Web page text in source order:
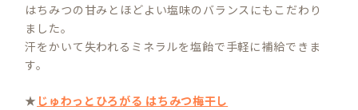
はちみつの甘みとほどよい塩味のバランスにもこだわり
ました。
汗をかいて失われるミネラルを塩飴で手軽に補給できま
す。
★ じゅわっとひろがる はちみつ梅干し